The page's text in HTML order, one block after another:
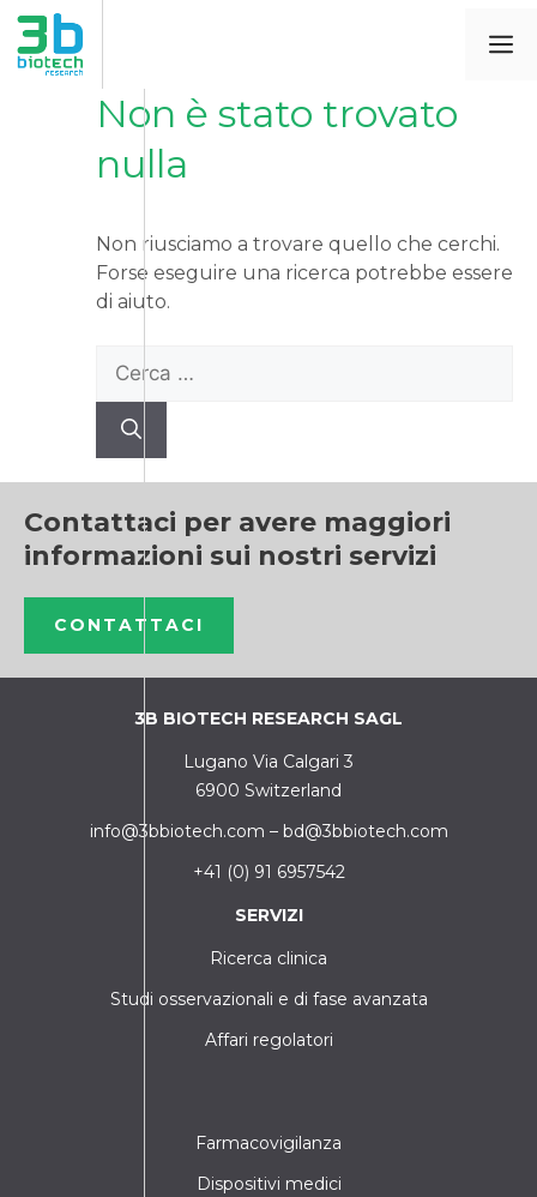
Non è stato trovato
nulla
Non riusciamo a trovare quello che cerchi.
Forse eseguire una ricerca potrebbe essere
di aiuto.
Contattaci per avere maggiori
informazioni sui nostri servizi
CONTATTACI
3B BIOTECH RESEARCH SAGL
Lugano Via Calgari 3
6900 Switzerland
info@3bbiotech.com – bd@3bbiotech.com
+41 (0) 91 6957542
SERVIZI
Ricerca clinica
Studi osservazionali e di fase avanzata
Affari regolatori
Farmacovigilanza
Dispositivi medici